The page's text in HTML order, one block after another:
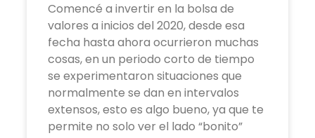
Comencé a invertir en la bolsa de
valores a inicios del 2020, desde esa
fecha hasta ahora ocurrieron muchas
cosas, en un periodo corto de tiempo
se experimentaron situaciones que
normalmente se dan en intervalos
extensos, esto es algo bueno, ya que te
permite no solo ver el lado “bonito”